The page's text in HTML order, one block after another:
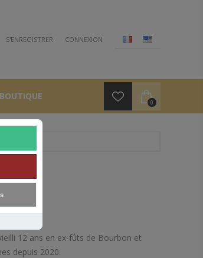
S'ENREGISTRER CONNEXION
0
12 ans en ex-fûts de Bourbon et
depuis 2020.